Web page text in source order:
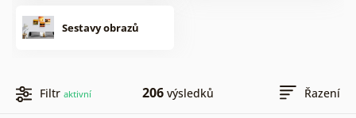
Sestavy obrazů
Filtr aktivní 206 výsledků Řazení